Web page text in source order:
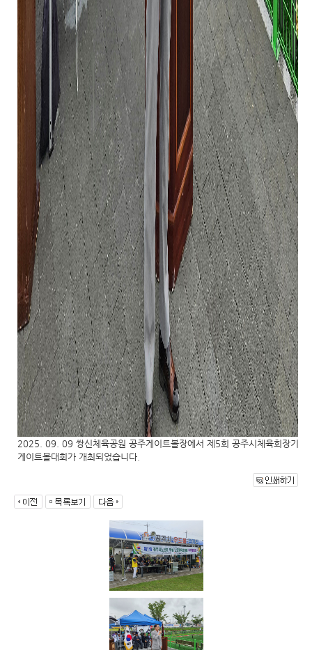
2025. 09. 09 쌍신체육공원 공주게이트볼장에서 제5회 공주시체육회장기
게이트볼대회가 개최되었습니다.